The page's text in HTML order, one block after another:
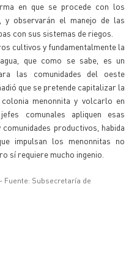
en que se procede con los
y observarán el manejo de las
con sus sistemas de riegos.
cultivos y fundamentalmente la
que como se sabe, es un
las comunidades del oeste
que se pretende capitalizar la
menonnita y volcarlo en
comunales apliquen esas
productivos, habida
impulsan los menonnitas no
sí requiere mucho ingenio.
- Fuente: Subsecretaría de